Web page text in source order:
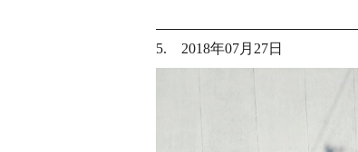
5. 2018年07月27日